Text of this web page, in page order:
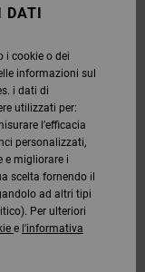
DATI
i cookie o dei
informazioni sul
i dati di
utilizzati per:
l’efficacia
personalizzati,
e migliorare i
scelta fornendo il
ad altri tipi
Per ulteriori
e l'informativa